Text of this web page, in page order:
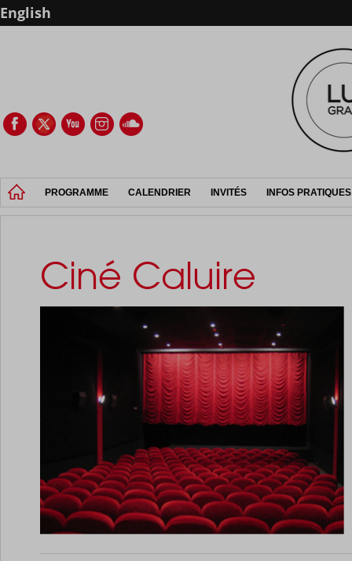
English
PROGRAMME CALENDRIER INVITÉS INFOS PRATIQUES
Ciné Caluire